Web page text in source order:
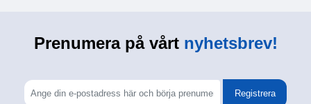
Prenumera på vårtnyhetsbrev!
Registrera